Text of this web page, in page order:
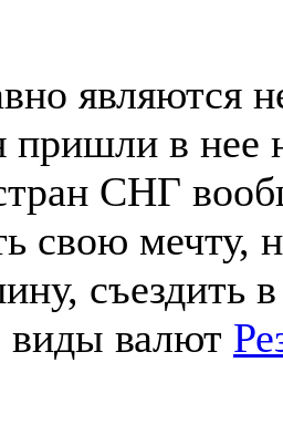
являются
пришли в нее
СНГ
свою мечту,
съездить